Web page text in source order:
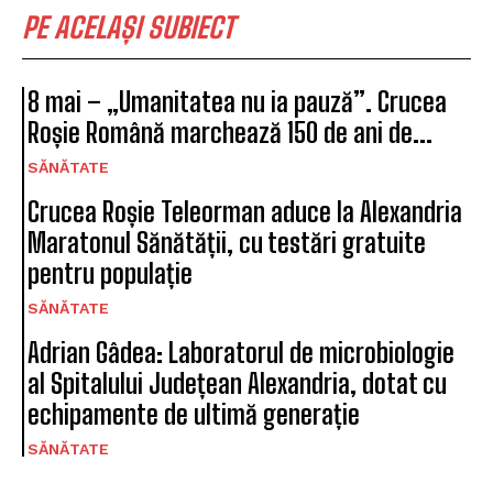
PE ACELAȘI SUBIECT
8 mai – „Umanitatea nu ia pauză”. Crucea
Roșie Română marchează 150 de ani de...
SĂNĂTATE
Crucea Roșie Teleorman aduce la Alexandria
Maratonul Sănătății, cu testări gratuite
pentru populație
SĂNĂTATE
Adrian Gâdea: Laboratorul de microbiologie
al Spitalului Județean Alexandria, dotat cu
echipamente de ultimă generație
SĂNĂTATE